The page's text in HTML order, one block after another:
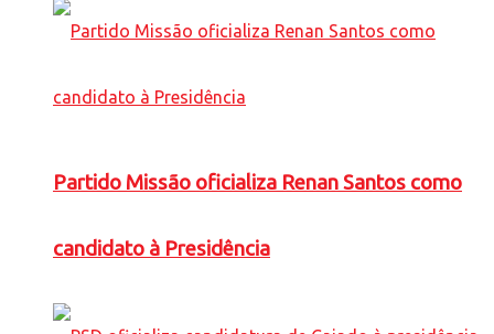
Partido Missão oficializa Renan Santos como
candidato à Presidência